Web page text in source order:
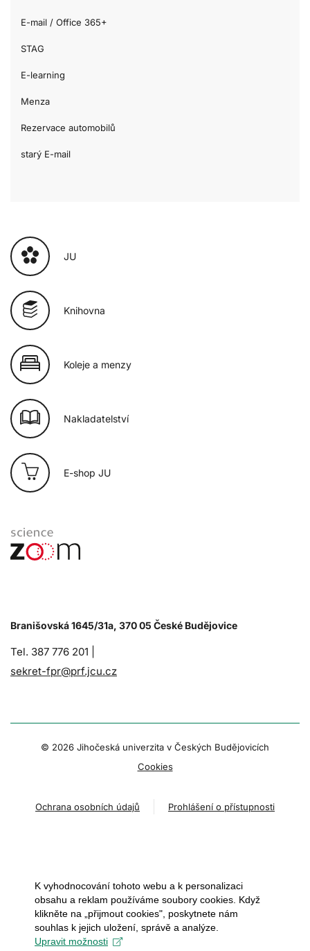
E-mail / Office 365+
STAG
E-learning
Menza
Rezervace automobilů
starý E-mail
JU
Knihovna
Koleje a menzy
Nakladatelství
E-shop JU
Branišovská 1645/31a, 370 05 České Budějovice
Tel. 387 776 201 |
sekret-fpr@prf.jcu.cz
© 2026 Jihočeská univerzita v Českých Budějovicích
Cookies
Ochrana osobních údajů Prohlášení o přístupnosti
K vyhodnocování tohoto webu a k personalizaci
obsahu a reklam používáme soubory cookies. Když
klikněte na „přijmout cookies", poskytnete nám
souhlas k jejich uložení, správě a analýze.
Upravit možnosti